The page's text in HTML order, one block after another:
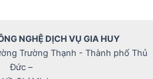
NGHỆ DỊCH VỤ GIA HUY
Trường Thạnh - Thành phố Thủ
Đức –